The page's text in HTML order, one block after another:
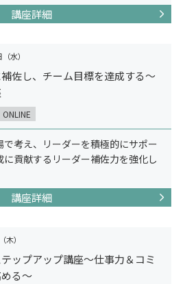
査
講座詳細
水）
佐し、チーム目標を達成する～
ONLINE
で考え、リーダーを積極的にサポー
に貢献するリーダー補佐力を強化し
講座詳細
木）
ップアップ講座～仕事力＆コミ
る～